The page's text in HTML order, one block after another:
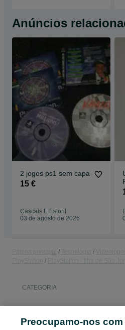
Anúncios
2 jogos ps1 sem capa
15 €
Cascais E Estoril
03 de agosto de 2026
CATEGORIA
Preocupamo-nos